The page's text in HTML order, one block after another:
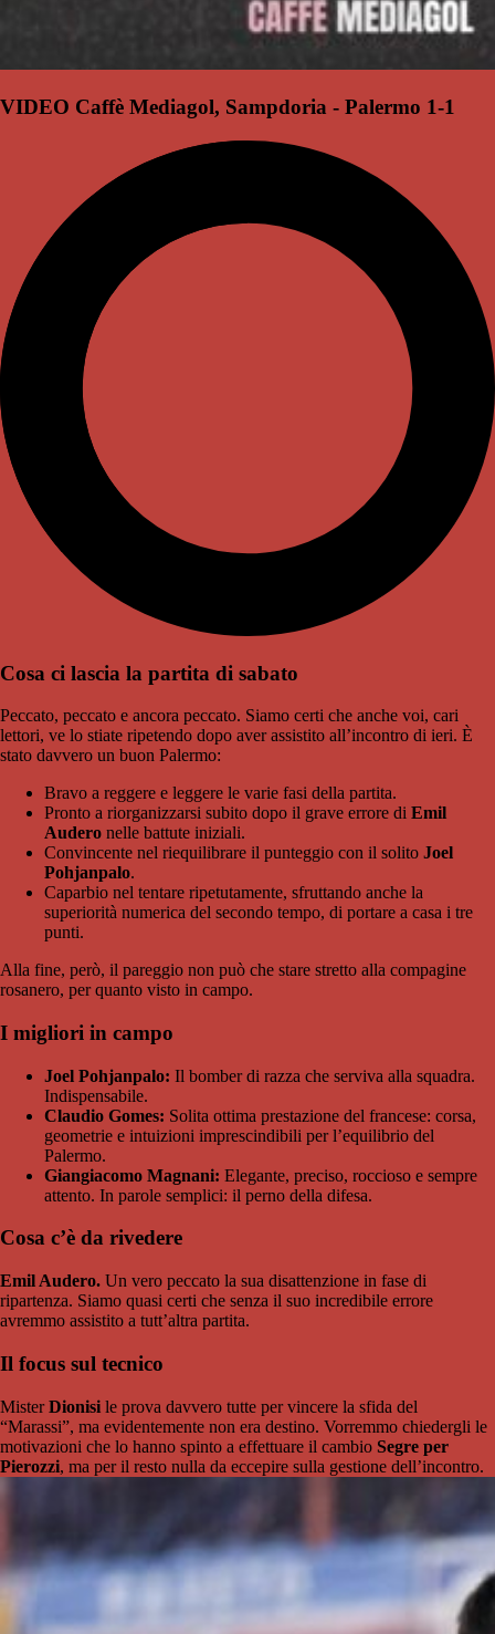
VIDEO Caffè Mediagol, Sampdoria - Palermo 1-1
Cosa ci lascia la partita di sabato
Peccato, peccato e ancora peccato. Siamo certi che anche voi, cari
lettori, ve lo stiate ripetendo dopo aver assistito all’incontro di ieri. È
stato davvero un buon Palermo:
Bravo a reggere e leggere le varie fasi della partita.
Pronto a riorganizzarsi subito dopo il grave errore di Emil
Audero nelle battute iniziali.
Convincente nel riequilibrare il punteggio con il solito Joel
Pohjanpalo.
Caparbio nel tentare ripetutamente, sfruttando anche la
superiorità numerica del secondo tempo, di portare a casa i tre
punti.
Alla fine, però, il pareggio non può che stare stretto alla compagine
rosanero, per quanto visto in campo.
I migliori in campo
Joel Pohjanpalo: Il bomber di razza che serviva alla squadra.
Indispensabile.
Claudio Gomes: Solita ottima prestazione del francese: corsa,
geometrie e intuizioni imprescindibili per l’equilibrio del
Palermo.
Giangiacomo Magnani: Elegante, preciso, roccioso e sempre
attento. In parole semplici: il perno della difesa.
Cosa c’è da rivedere
Emil Audero. Un vero peccato la sua disattenzione in fase di
ripartenza. Siamo quasi certi che senza il suo incredibile errore
avremmo assistito a tutt’altra partita.
Il focus sul tecnico
MisterDionisi le prova davvero tutte per vincere la sfida del
“Marassi”, ma evidentemente non era destino. Vorremmo chiedergli le
motivazioni che lo hanno spinto a effettuare il cambio Segre per
Pierozzi, ma per il resto nulla da eccepire sulla gestione dell’incontro.